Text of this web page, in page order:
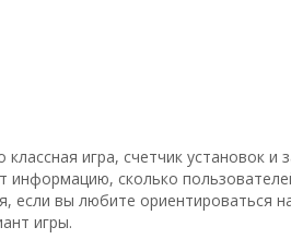
игра, счетчик установок
информацию, сколько
если вы любите ориентироваться
игры.